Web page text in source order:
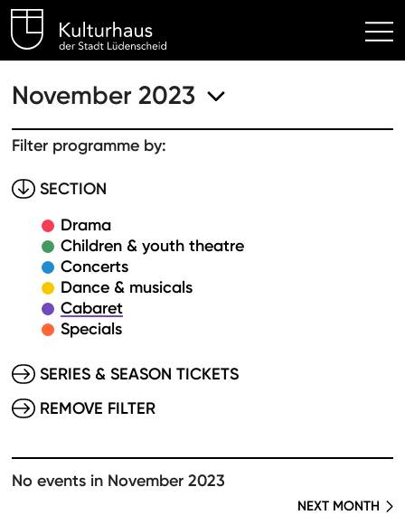
Kulturhaus Lüdenscheid
November 2023
Filter programme by:
SECTION
Drama
Children & youth theatre
Concerts
Dance & musicals
Cabaret
Specials
SERIES & SEASON TICKETS
REMOVE FILTER
No events in November 2023
NEXT MONTH